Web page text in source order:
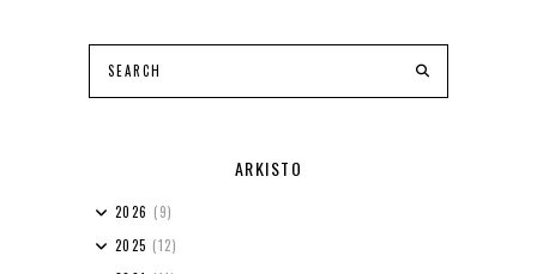
ARKISTO
2026 (9)
2025 (12)